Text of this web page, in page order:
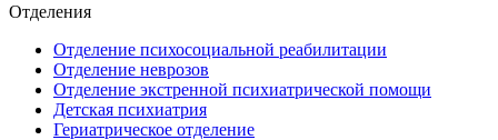
Отделения
Отделение психосоциальной реабилитации
Отделение неврозов
Отделение экстренной психиатрической помощи
Детская психиатрия
Гериатрическое отделение